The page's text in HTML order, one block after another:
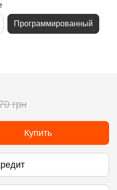
Программированный
грн
Купить